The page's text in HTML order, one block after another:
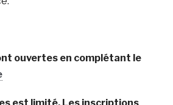
ouvertes en complétant le